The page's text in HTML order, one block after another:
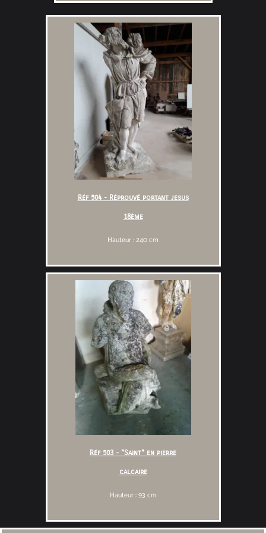
Réf 504 - Réprouvé portant jesus
18ème
Hauteur : 240 cm
Réf 503 - "Saint" en pierre
calcaire
Hauteur : 93 cm